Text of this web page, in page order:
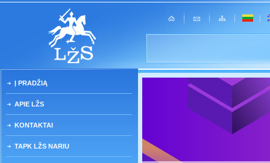
Į PRADŽIĄ
APIE LŽS
KONTAKTAI
TAPK LŽS NARIU